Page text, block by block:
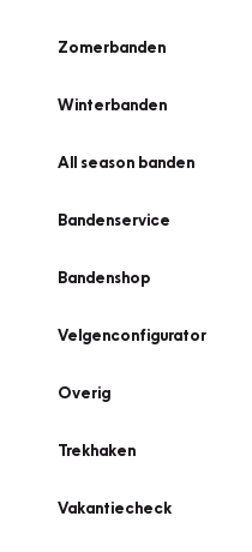
Zomerbanden
Winterbanden
All season banden
Bandenservice
Bandenshop
Velgenconfigurator
Overig
Trekhaken
Vakantiecheck